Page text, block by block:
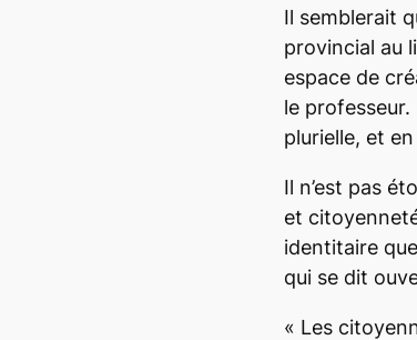
Il semblerait
provincial au
espace de
le
plurielle, et
Il n’est pas
et
identitaire
qui se dit
« Les